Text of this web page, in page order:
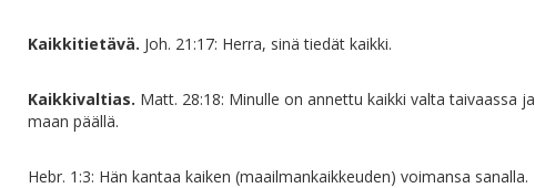
Kaikkitietävä. Joh. 21:17: Herra, sinä tiedät kaikki.
Kaikkivaltias. Matt. 28:18: Minulle on annettu kaikki valta taivaassa ja
maan päällä.
Hebr. 1:3: Hän kantaa kaiken (maailmankaikkeuden) voimansa sanalla.